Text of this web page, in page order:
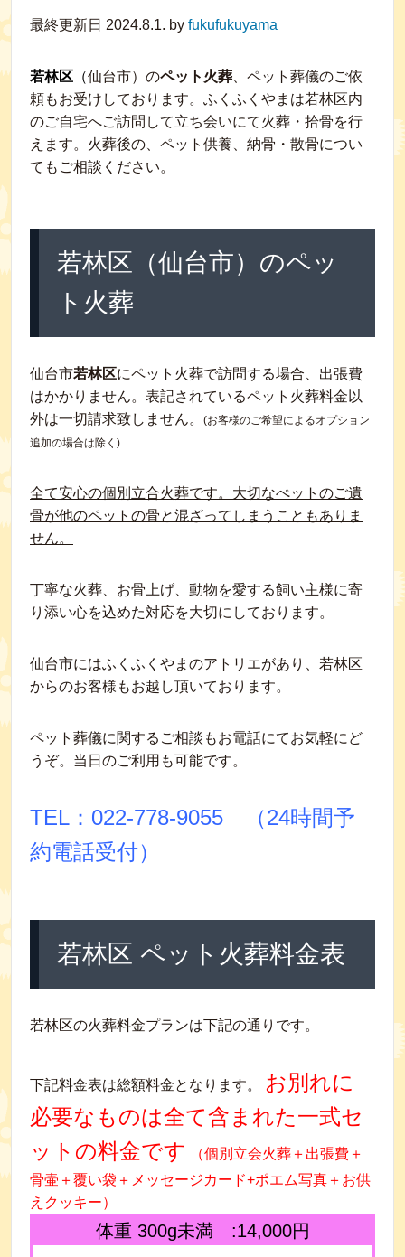
最終更新日 2024.8.1. by fukufukuyama
若林区 （仙台市）のペット火葬 、ペット葬儀のご依
頼もお受けしております。ふくふくやまは若林区内
のご自宅へご訪問して立ち会いにて火葬・拾骨を行
えます。火葬後の、ペット供養、納骨・散骨につい
てもご相談ください。
若林区（仙台市）のペッ
ト火葬
仙台市若林区にペット火葬で訪問する場合、出張費
はかかりません。表記されているペット火葬料金以
外は一切請求致しません。
(お客様のご希望によるオプション
追加の場合は除く)
全て安心の個別立合火葬です。大切なぺットのご遺
骨が他のペットの骨と混ざってしまうこともありま
せん。
丁寧な火葬、お骨上げ、動物を愛する飼い主様に寄
り添い心を込めた対応を大切にしております。
仙台市にはふくふくやまのアトリエがあり、若林区
からのお客様もお越し頂いております。
ペット葬儀に関するご相談もお電話にてお気軽にど
うぞ。当日のご利用も可能です。
TEL：022‐778‐9055 （24時間予
約電話受付）
若林区 ペット火葬料金表
若林区の火葬料金プランは下記の通りです。
下記料金表は総額料金となります。
お別れに
必要なものは全て含まれた一式セ
ットの料金です
（個別立会火葬＋出張費＋
骨壷＋覆い袋＋メッセージカード+ポエム写真＋お供
えクッキー）
体重 300g未満 :14,000円